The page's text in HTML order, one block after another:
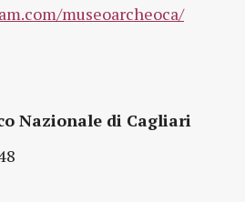
museoarcheoca/
Nazionale di Cagliari